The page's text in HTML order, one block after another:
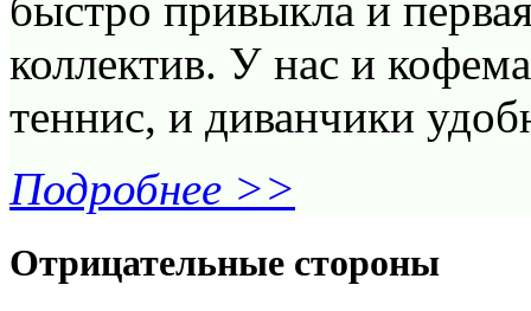
быстро привыкла и
коллектив. У нас и
теннис, и диванчики
Подробнее >>
Отрицательные стороны